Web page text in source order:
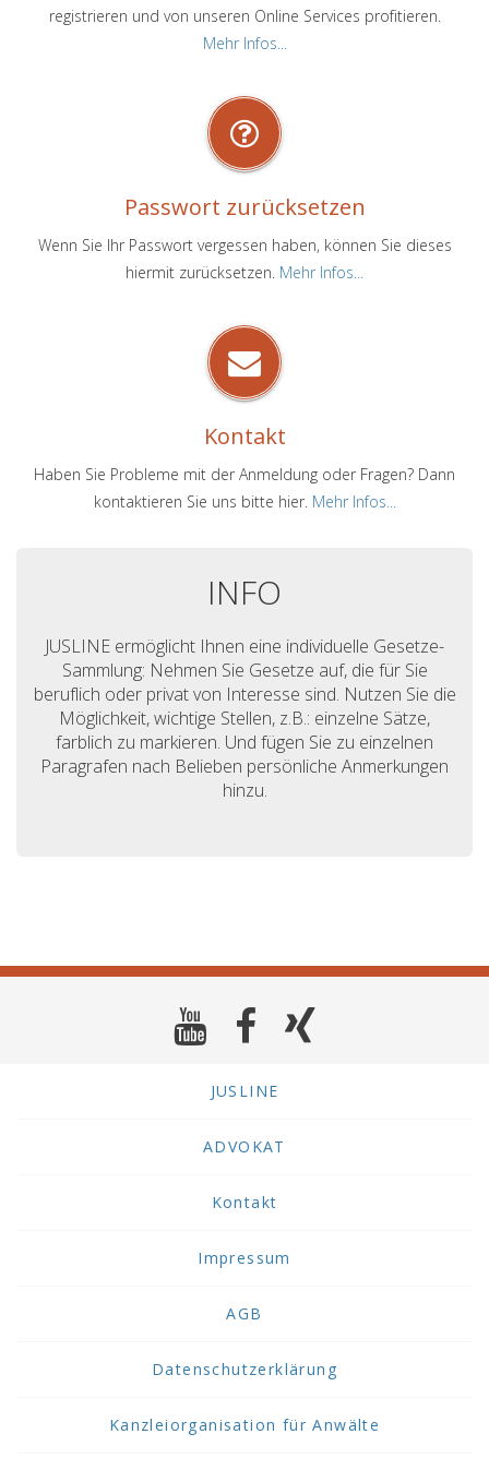
registrieren und von unseren Online Services profitieren.
Mehr Infos...
Passwort zurücksetzen
Wenn Sie Ihr Passwort vergessen haben, können Sie dieses
hiermit zurücksetzen. Mehr Infos...
Kontakt
Haben Sie Probleme mit der Anmeldung oder Fragen? Dann
kontaktieren Sie uns bitte hier. Mehr Infos...
INFO
JUSLINE ermöglicht Ihnen eine individuelle Gesetze-
Sammlung: Nehmen Sie Gesetze auf, die für Sie
beruflich oder privat von Interesse sind. Nutzen Sie die
Möglichkeit, wichtige Stellen, z.B.: einzelne Sätze,
farblich zu markieren. Und fügen Sie zu einzelnen
Paragrafen nach Belieben persönliche Anmerkungen
hinzu.
JUSLINE
ADVOKAT
Kontakt
Impressum
AGB
Datenschutzerklärung
Kanzleiorganisation für Anwälte